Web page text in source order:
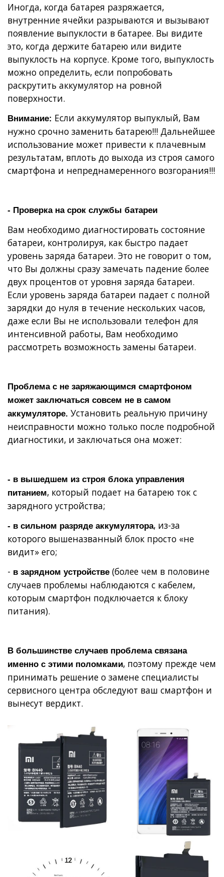
Иногда, когда батарея разряжается,
внутренние ячейки разрываются и вызывают
появление выпуклости в батарее. Вы видите
это, когда держите батарею или видите
выпуклость на корпусе. Кроме того, выпуклость
можно определить, если попробовать
раскрутить аккумулятор на ровной
поверхности.
Внимание: Если аккумулятор выпуклый, Вам
нужно срочно заменить батарею!!! Дальнейшее
использование может привести к плачевным
результатам, вплоть до выхода из строя самого
смартфона и непреднамеренного возгорания!!!
- Проверка на срок службы батареи
Вам необходимо диагностировать состояние
батареи, контролируя, как быстро падает
уровень заряда батареи. Это не говорит о том,
что Вы должны сразу замечать падение более
двух процентов от уровня заряда батареи.
Если уровень заряда батареи падает с полной
зарядки до нуля в течение нескольких часов,
даже если Вы не использовали телефон для
интенсивной работы, Вам необходимо
рассмотреть возможность замены батареи.
Проблема с не заряжающимся смартфоном
может заключаться совсем не в самом
аккумуляторе. Установить реальную причину
неисправности можно только после подробной
диагностики, и заключаться она может:
- в вышедшем из строя блока управления
питанием, который подает на батарею ток с
зарядного устройства;
- в сильном разряде аккумулятора, из-за
которого вышеназванный блок просто «не
видит» его;
- в зарядном устройстве (более чем в половине
случаев проблемы наблюдаются с кабелем,
которым смартфон подключается к блоку
питания).
В большинстве случаев проблема связана
именно с этими поломками, поэтому прежде чем
принимать решение о замене специалисты
сервисного центра обследуют ваш смартфон и
вынесут вердикт.